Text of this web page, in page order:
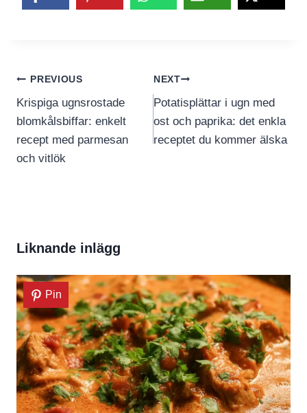
Inläggsnavigering
PREVIOUS
Krispiga ugnsrostade
blomkålsbiffar: enkelt
recept med parmesan
och vitlök
NEXT
Potatisplättar i ugn med
ost och paprika: det enkla
receptet du kommer älska
Liknande inlägg
Pin